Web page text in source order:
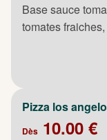
Base sauce
tomates
Pizza los
Dès 10.00 €